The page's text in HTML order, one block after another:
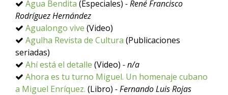
Agua Bendita (Especiales) - René Francisco
Rodríguez Hernández
Agualongo vive (Video)
Agulha Revista de Cultura (Publicaciones
seriadas)
Ahí está el detalle (Video) - n/a
Ahora es tu turno Miguel. Un homenaje cubano
a Miguel Enríquez. (Libro) - Fernando Luis Rojas